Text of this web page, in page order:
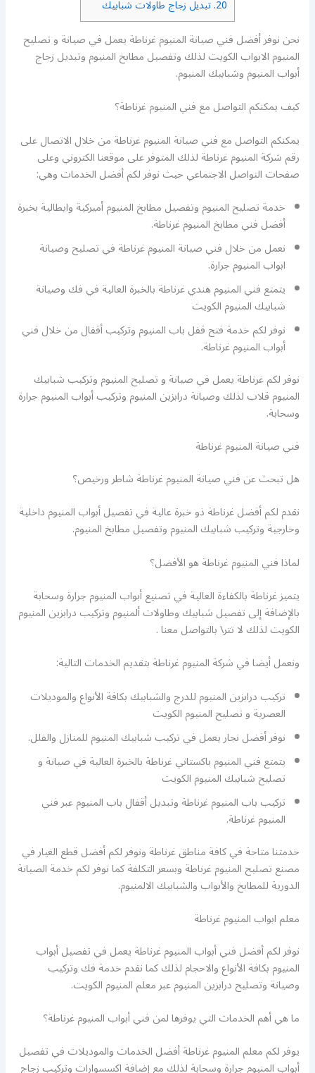
20. تبديل زجاج طاولات شبابيك
نحن نوفر أفضل فني صيانة المنيوم غرناطة يعمل في صيانة و تصليح
المنيوم الابواب الكويت لذلك وتفصيل مطابخ المنيوم وتبديل زجاج
أبواب المنيوم وشبابيك المنيوم.
كيف يمكنكم التواصل مع فني المنيوم غرناطة؟
يمكنكم التواصل مع فني صيانة المنيوم غرناطة من خلال الاتصال على
رقم شركة المنيوم غرناطة لذلك المتوفر على موقعنا الكتروني وعلى
صفحات التواصل الاجتماعي حيث نوفر لكم أفضل الخدمات وهي:
خدمة تصليح المنيوم وتفصيل مطابخ المنيوم أميركية وايطالية بخبرة
أفضل فني مطابخ المنيوم غرناطة.
نعمل من خلال فني صيانة المنيوم غرناطة في تصليح وصيانة
ابواب المنيوم جرارة.
يتمتع فني المنيوم هندي غرناطة بالخبرة العالية في فك وصيانة
شبابيك المنيوم الكويت
نوفر لكم خدمة فتح قفل باب المنيوم وتركيب أقفال من خلال فني
أبواب المنيوم غرناطة.
نوفر لكم غرناطة يعمل في صيانة و تصليح المنيوم وتركيب شبابيك
المنيوم قلاب لذلك وصيانة درابزين المنيوم وتركيب أبواب المنيوم جرارة
وسحابة.
فني صيانة المنيوم غرناطة
هل تبحث عن فني صيانة المنيوم غرناطة شاطر ورخيص؟
نقدم لكم أفضل غرناطة ذو خبرة عالية في تفصيل أبواب المنيوم داخلية
وخارجية وتركيب شبابيك المنيوم وتفصيل مطابخ المنيوم.
لماذا فني المنيوم غرناطة هو الأفضل؟
يتميز غرناطة بالكفاءة العالية في تصنيع أبواب المنيوم جرارة وسحابة
بالإضافة إلى تفصيل شبابيك وطاولات ألمنيوم وتركيب درابزين المنيوم
الكويت لذلك لا تتر\ بالتواصل معنا .
ونعمل أيضا في شركة المنيوم غرناطة بتقديم الخدمات التالية:
تركيب درابزين المنيوم للدرج والشبابيك بكافة الأنواع والموديلات
العصرية و تصليح المنيوم الكويت
نوفر أفضل نجار يعمل في تركيب شبابيك المنيوم للمنازل والفلل.
يتمتع فني المنيوم باكستاني غرناطة بالخبرة العالية في صيانة و
تصليح شبابيك المنيوم الكويت
تركيب باب المنيوم غرناطة وتبديل أقفال باب المنيوم عبر فني
المنيوم غرناطة.
خدمتنا متاحة في كافة مناطق غرناطة ونوفر لكم أفضل قطع الغيار في
مصنع تصليح المنيوم غرناطة وبسعر التكلفة كما نوفر لكم خدمة الصيانة
الدورية للمطابخ والأبواب والشبابيك الالمنيوم.
معلم ابواب المنيوم غرناطة
نوفر لكم أفضل فني أبواب المنيوم غرناطة يعمل في تفصيل أبواب
المنيوم بكافة الأنواع والاحجام لذلك كما نقدم خدمة فك وتركيب
وصيانة وتصليح درابزين المنيوم عبر معلم المنيوم الكويت.
ما هي أهم الخدمات التي يوفرها لمن فني أبواب المنيوم غرناطة؟
يوفر لكم معلم المنيوم غرناطة أفضل الخدمات والموديلات في تفصيل